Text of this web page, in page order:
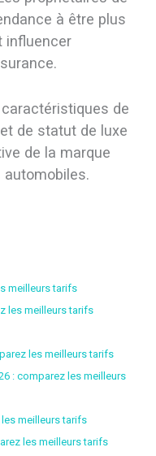
à être plus
influencer
de
de statut de luxe
de la marque
meilleurs tarifs
les meilleurs tarifs
les meilleurs tarifs
: comparez les meilleurs
meilleurs tarifs
les meilleurs tarifs